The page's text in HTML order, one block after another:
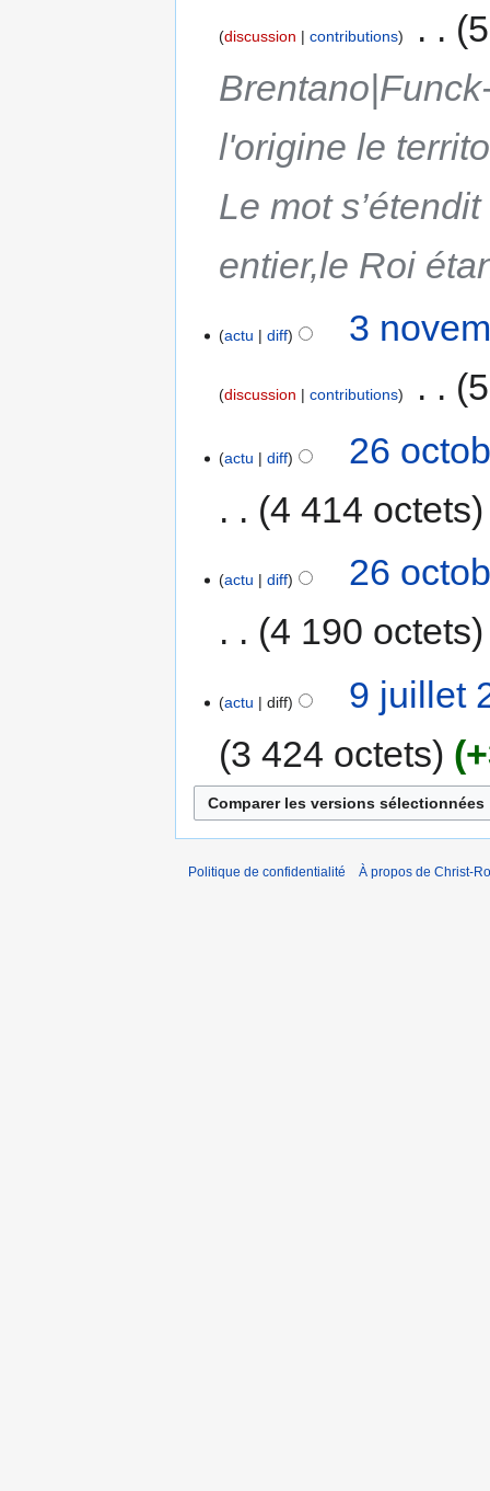
discussion contributions
l'origine le
Le mot
entier,le Roi
actu diff 3
discussion contributions
actu diff
26
4 414 octets
actu diff
26
4 190 octets
actu diff
9 juillet
3 424 octets
Politique de confidentialité À propos de Christ-